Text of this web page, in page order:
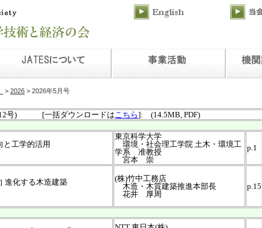
> 2026 > 2026年5月号